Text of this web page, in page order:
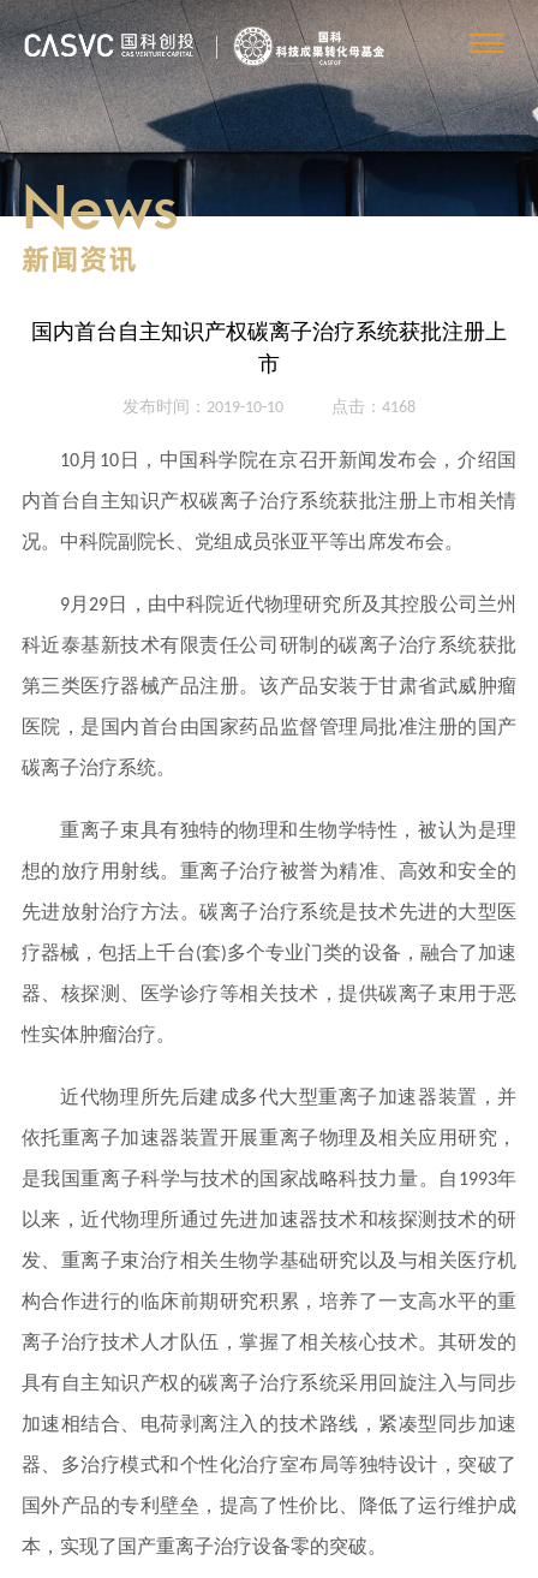
News
新闻资讯
国内首台自主知识产权碳离子治疗系统获批注册上
市
发布时间：2019-10-10 点击：4168
10月10日，中国科学院在京召开新闻发布会，介绍国
内首台自主知识产权碳离子治疗系统获批注册上市相关情
况。中科院副院长、党组成员张亚平等出席发布会。
9月29日，由中科院近代物理研究所及其控股公司兰州
科近泰基新技术有限责任公司研制的碳离子治疗系统获批
第三类医疗器械产品注册。该产品安装于甘肃省武威肿瘤
医院，是国内首台由国家药品监督管理局批准注册的国产
碳离子治疗系统。
重离子束具有独特的物理和生物学特性，被认为是理
想的放疗用射线。重离子治疗被誉为精准、高效和安全的
先进放射治疗方法。碳离子治疗系统是技术先进的大型医
疗器械，包括上千台(套)多个专业门类的设备，融合了加速
器、核探测、医学诊疗等相关技术，提供碳离子束用于恶
性实体肿瘤治疗。
近代物理所先后建成多代大型重离子加速器装置，并
依托重离子加速器装置开展重离子物理及相关应用研究，
是我国重离子科学与技术的国家战略科技力量。自1993年
以来，近代物理所通过先进加速器技术和核探测技术的研
发、重离子束治疗相关生物学基础研究以及与相关医疗机
构合作进行的临床前期研究积累，培养了一支高水平的重
离子治疗技术人才队伍，掌握了相关核心技术。其研发的
具有自主知识产权的碳离子治疗系统采用回旋注入与同步
加速相结合、电荷剥离注入的技术路线，紧凑型同步加速
器、多治疗模式和个性化治疗室布局等独特设计，突破了
国外产品的专利壁垒，提高了性价比、降低了运行维护成
本，实现了国产重离子治疗设备零的突破。